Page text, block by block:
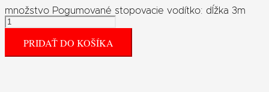
množstvo Pogumované stopovacie vodítko: dĺžka 3m
PRIDAŤ DO KOŠÍKA